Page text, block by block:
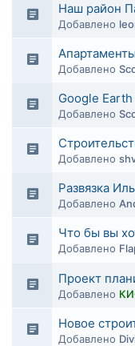
Наш район
Добавлено
Добавлено
Google
Добавлено
Добавлено
Развязка
Добавлено
Что бы вы
Добавлено
Проект
Добавлено
Новое
Добавлено